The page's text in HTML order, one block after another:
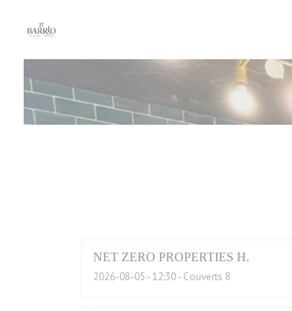
NET ZERO PROPERTIES H
2026-08-05 - 12:30 - Couverts 8